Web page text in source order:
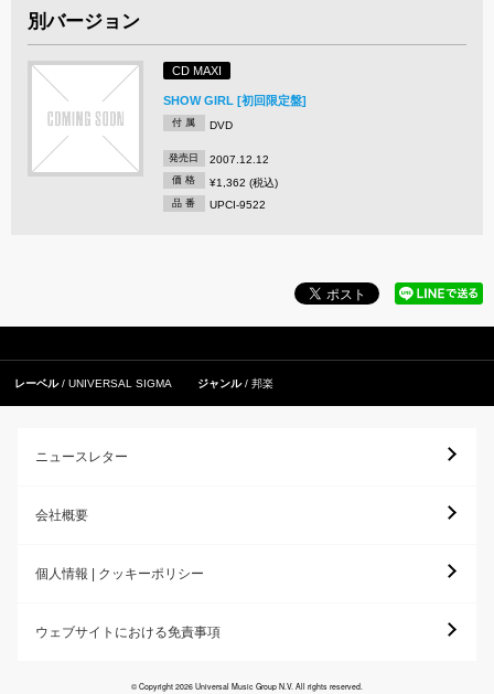
別バージョン
CD MAXI
SHOW GIRL [初回限定盤]
付 属 DVD
発売日 2007.12.12
価 格 ¥1,362 (税込)
品 番 UPCI-9522
レーベル UNIVERSAL SIGMA ジャンル 邦楽
ニュースレター
会社概要
個人情報 | クッキーポリシー
ウェブサイトにおける免責事項
© Copyright 2026 Universal Music Group N.V. All rights reserved.